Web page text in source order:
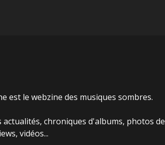
est le webzine des musiques sombres.
chroniques d'albums, photos
vidéos...